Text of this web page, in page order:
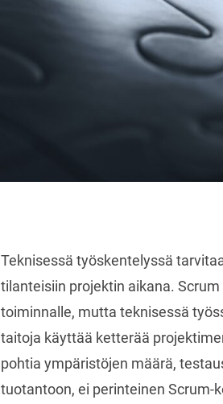
Teknisessä työskentelyssä
tilanteisiin projektin aikana.
toiminnalle, mutta teknisessä
taitoja käyttää ketterää
pohtia ympäristöjen määrä,
tuotantoon, ei perinteinen